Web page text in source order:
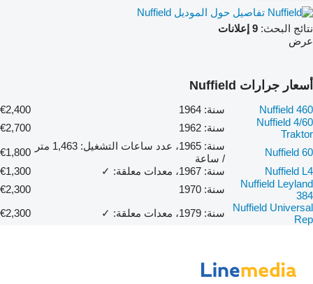
تفاصيل حول الموديل Nuffield
نتائج البحث: 9 إعلانات
عرض
أسعار جرارات Nuffield
Nuffield 460 سنة: 1964
€2,400
Nuffield 4/60
Traktor
سنة: 1962 €2,700
Nuffield 60
سنة: 1965، عدد ساعات التشغيل: 1,463 متر
/ ساعة
€1,800
Nuffield L4
سنة: 1967، معدات معلقة: ✓
€1,300
Nuffield Leyland
384
سنة: 1970
€2,300
Nuffield Universal
Rep
سنة: 1979، معدات معلقة: ✓ €2,300